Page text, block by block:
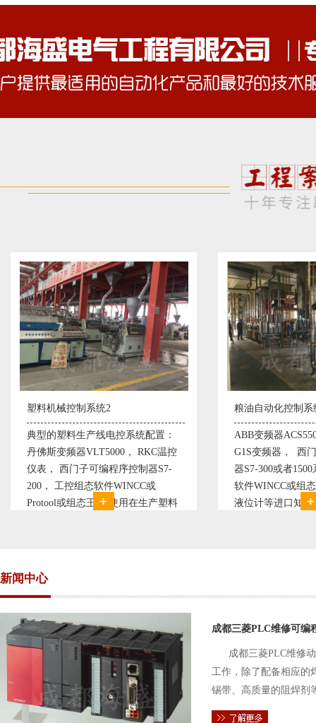
系统配置：
， RKC温控
控制器S7-
或
用在生产塑料
ABB变频器ACS550或者富士FRN-
G1S变频器， 西门子可编程序控制
器S7-300或者1500系列， 工控组态
软件WINCC或组态王，E+H流量计
液位计等进口知名品牌。 使用在生
新闻中心
成都三菱PLC维修可编
成都三菱PLC维修
工作，除了配备相应的
锡带、高质量的阻焊剂
件的电路及通信电缆。